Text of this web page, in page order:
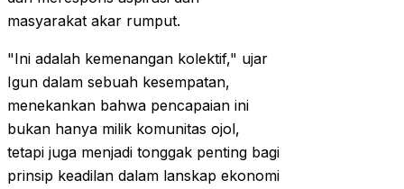
masyarakat akar rumput.
"Ini adalah kemenangan kolektif," ujar
Igun dalam sebuah kesempatan,
menekankan bahwa pencapaian ini
bukan hanya milik komunitas ojol,
tetapi juga menjadi tonggak penting bagi
prinsip keadilan dalam lanskap ekonomi